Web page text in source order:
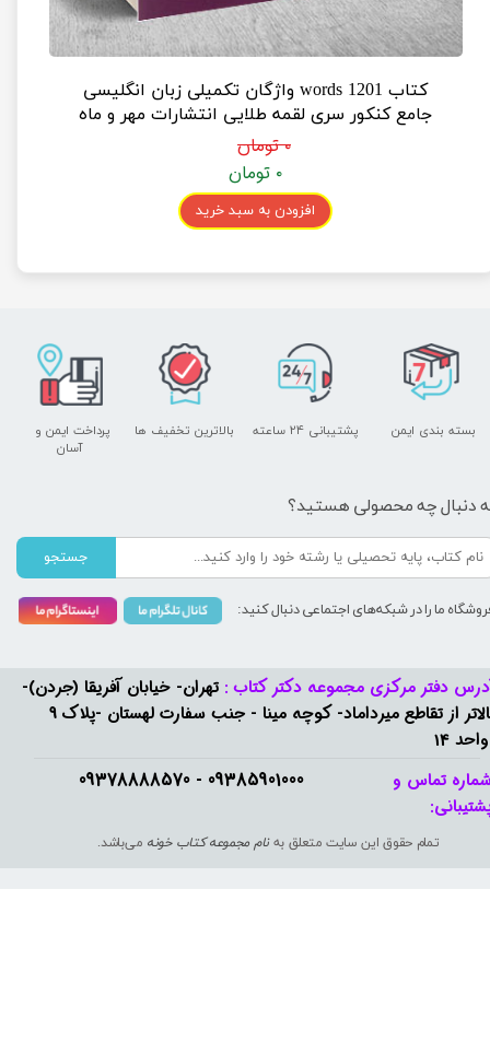
کتاب 1201 words واژگان تکمیلی زبان انگلیسی
جامع کنکور سری لقمه طلایی انتشارات مهر و ماه
۰ تومان
۰ تومان
افزودن به سبد خرید
09385901000 - 09378888570​​​​​​​
دفتر مرکزی مجموعه دکتر کتاب : تهران- خیابان آفریقا (جردن)-
بالاتر از تقاطع میرداماد- کوچه مینا - جنب سفارت لهستان -پلاک 9
14
تمام حقوق این سایت متعلق بهنام مجموعه کتاب خونه می‌باشد.
تماس و
پشتیبانی ۲۴ ساعته
پرداخت ایمن و ​​​​​​​
آسان
بسته بندی ایمن بالاترین تخفیف ها
دنبال چه محصولی هستید؟
جستجو
ما را در شبکه‌های اجتماعی دنبال کنید: